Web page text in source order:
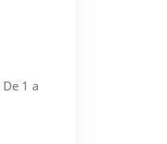
De 1 a